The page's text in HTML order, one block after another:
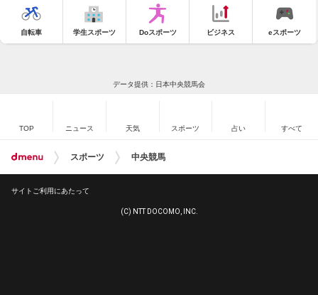
自転車 学生スポーツ Doスポーツ ビジネス eスポーツ
データ提供：日本中央競馬会
TOP ニュース 天気 スポーツ 占い すべて
スポーツ 中央競馬
サイトご利用にあたって
(C) NTT DOCOMO, INC.